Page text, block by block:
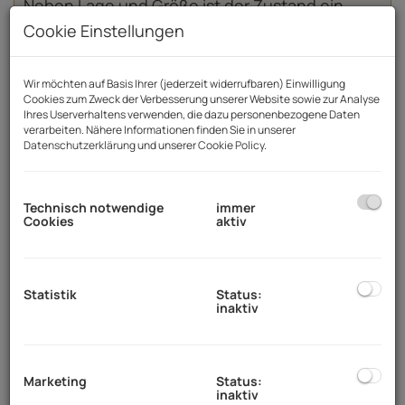
Neben Lage und Größe ist der Zustand ein
entscheidender Faktor für den Immobilienwert.
Eine gepflegte Bestandsimmobilie wirkt
wertstabil, gut erhalten und marktgerecht.
05.02.2026, 14:31
Cookie Einstellungen
Wir möchten auf Basis Ihrer (jederzeit widerrufbaren) Einwilligung
Cookies zum Zweck der Verbesserung unserer Website sowie zur Analyse
Ihres Userverhaltens verwenden, die dazu personenbezogene Daten
verarbeiten. Nähere Informationen finden Sie in unserer
Datenschutzerklärungund unsererCookie Policy.
Technisch notwendige
Cookies
immer
aktiv
Statistik Status:
inaktiv
Marketing Status:
inaktiv